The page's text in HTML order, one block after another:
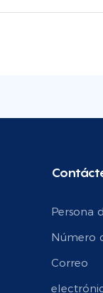
Persona
Número
Correo